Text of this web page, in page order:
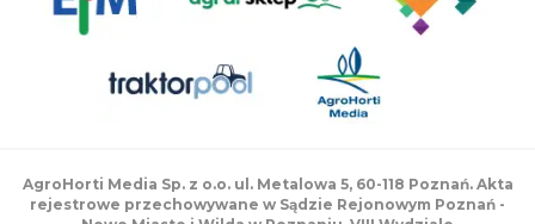
AgroHorti Media Sp. z o.o. ul. Metalowa 5, 60-118 Poznań. Akta
rejestrowe przechowywane w Sądzie Rejonowym Poznań -